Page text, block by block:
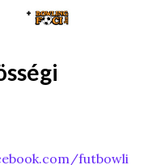
futbowli